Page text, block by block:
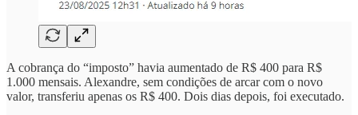
A cobrança do “imposto” havia aumentado de R$ 400 para R$
1.000 mensais. Alexandre, sem condições de arcar com o novo
valor, transferiu apenas os R$ 400. Dois dias depois, foi executado.